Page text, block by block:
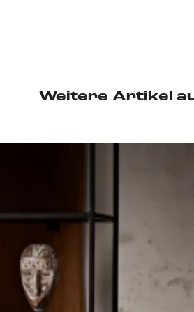
Weitere Artikel